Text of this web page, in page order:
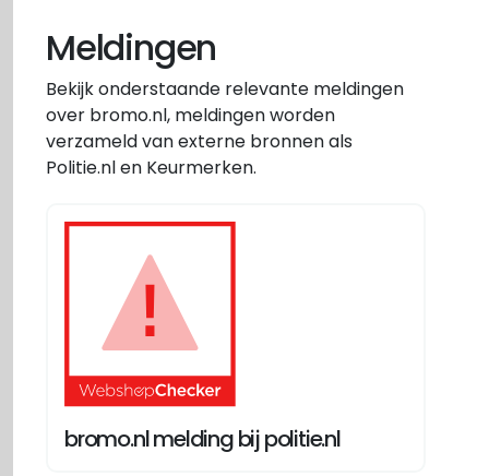
Meldingen
Bekijk onderstaande relevante meldingen
over bromo.nl, meldingen worden
verzameld van externe bronnen als
Politie.nl en Keurmerken.
bromo.nl melding bij politie.nl